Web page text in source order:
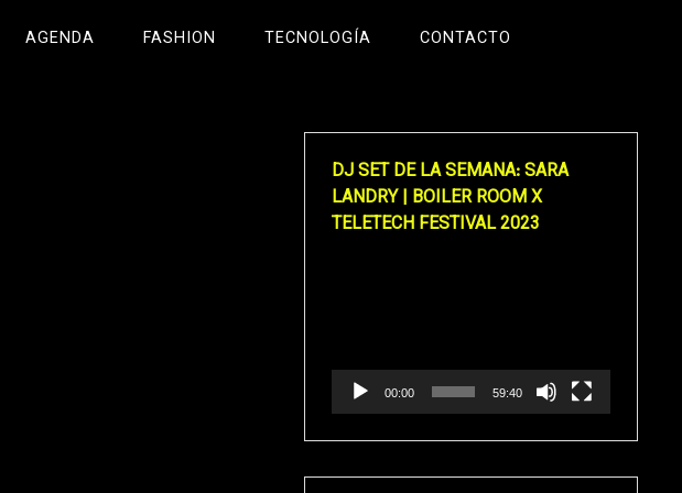
AGENDA FASHION TECNOLOGÍA CONTACTO
DJ SET DE LA SEMANA: SARA
LANDRY | BOILER ROOM X
TELETECH FESTIVAL 2023
00:00 59:40